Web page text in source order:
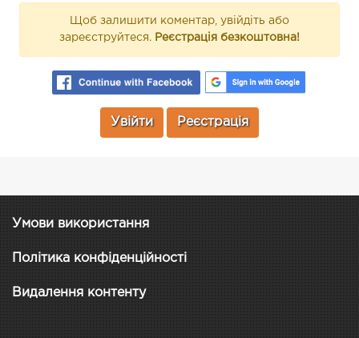
Щоб залишити коментар, увійдіть або
зареєструйтеся. Реєстрація безкоштовна!
Увійти Реєстрація
Умови використання
Політика конфіденційності
Видалення контенту